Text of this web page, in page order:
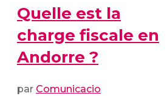
Quelle est la
charge fiscale en
Andorre ?
par Comunicacio